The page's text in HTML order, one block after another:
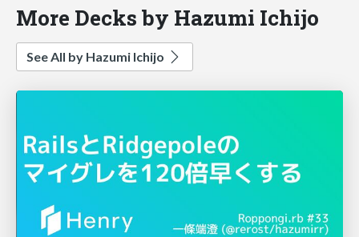
More Decks by Hazumi Ichijo
See All by Hazumi Ichijo